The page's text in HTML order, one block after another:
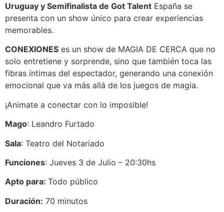
Uruguay y Semifinalista de Got Talent España se
presenta con un show único para crear experiencias
memorables.
CONEXIONES es un show de MAGIA DE CERCA que no
solo entretiene y sorprende, sino que también toca las
fibras íntimas del espectador, generando una conexión
emocional que va más allá de los juegos de magia.
¡Animate a conectar con lo imposible!
Mago: Leandro Furtado
Sala: Teatro del Notariado
Funciones: Jueves 3 de Julio – 20:30hs
Apto para: Todo público
Duración: 70 minutos